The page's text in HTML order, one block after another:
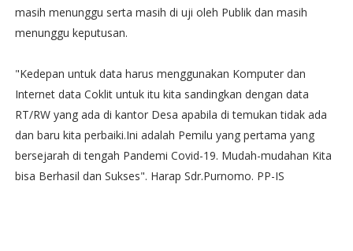
masih menunggu serta masih di uji oleh Publik dan masih
menunggu keputusan.
"Kedepan untuk data harus menggunakan Komputer dan
Internet data Coklit untuk itu kita sandingkan dengan data
RT/RW yang ada di kantor Desa apabila di temukan tidak ada
dan baru kita perbaiki.Ini adalah Pemilu yang pertama yang
bersejarah di tengah Pandemi Covid-19. Mudah-mudahan Kita
bisa Berhasil dan Sukses". Harap Sdr.Purnomo. PP-IS